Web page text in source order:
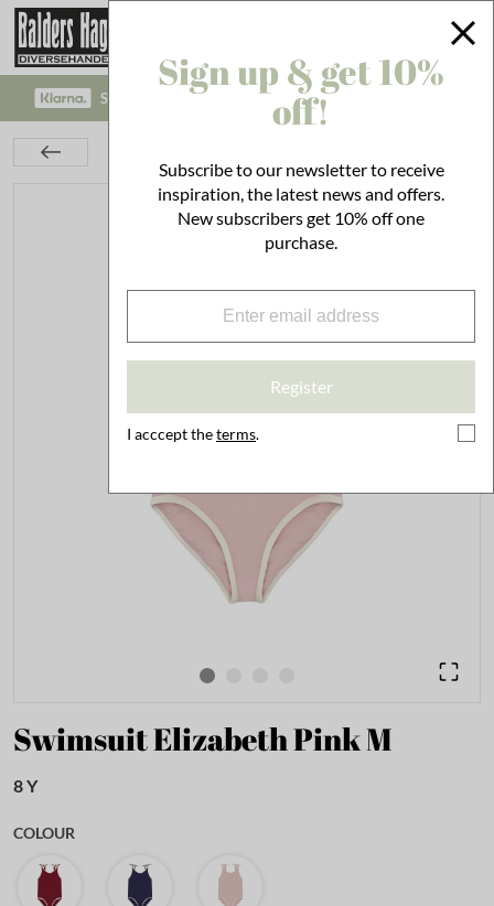
SAFE PAYMENT WITH KLARNA CHECKOUT!
Swimsuit Elizabeth Pink M
8 Y
COLOUR
Sign up & get 10%
off!
Subscribe to our newsletter to receive
inspiration, the latest news and offers.
New subscribers get 10% off one
purchase.
Register
I acccept theterms.